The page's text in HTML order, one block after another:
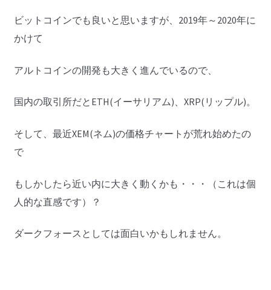
ビットコインでも良いと思いますが、2019年～2020年に
かけて
アルトコインの開発も大きく進んでいるので、
国内の取引所だとETH(イーサリアム)、XRP(リップル)。
そして、最近XEM(ネム)の価格チャートが荒れ始めたの
で
もしかしたら近い内に大きく動くかも・・・（これは個
人的な直感です）？
ダークフォースとしては面白いかもしれません。